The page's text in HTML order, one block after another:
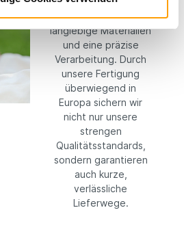
auf hochwertige,
langlebige Materialien
und eine präzise
Verarbeitung. Durch
unsere Fertigung
überwiegend in
Europa sichern wir
nicht nur unsere
strengen
Qualitätsstandards,
sondern garantieren
auch kurze,
verlässliche
Lieferwege.